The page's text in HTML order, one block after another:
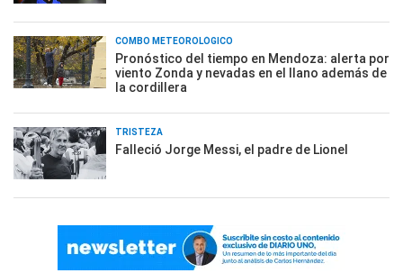
COMBO METEOROLÓGICO
Pronóstico del tiempo en Mendoza: alerta por
viento Zonda y nevadas en el llano además de
la cordillera
TRISTEZA
Falleció Jorge Messi, el padre de Lionel